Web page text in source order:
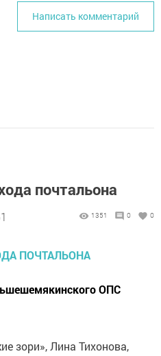
Написать комментарий
почтальона
1351 0 0
ОПС
зори», Лина Тихонова,